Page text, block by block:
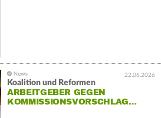
22.06.2026
Koalition und Reformen
ARBEITGEBER GEGEN
KOMMISSIONSVORSCHLAG…